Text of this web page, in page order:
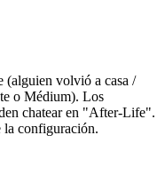
(alguien volvió a casa /
o Médium). Los
chatear en "After-Life".
la configuración.